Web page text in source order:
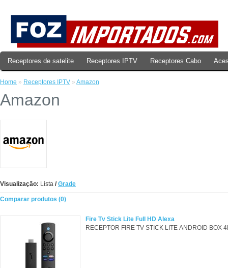
Receptores de satelite Receptores IPTV Receptores Cabo
Home » Receptores IPTV » Amazon
Amazon
Visualização: Lista / Grade
Comparar produtos (0)
Fire Tv Stick Lite Full HD Alexa
RECEPTOR FIRE TV STICK LITE ANDROID BOX